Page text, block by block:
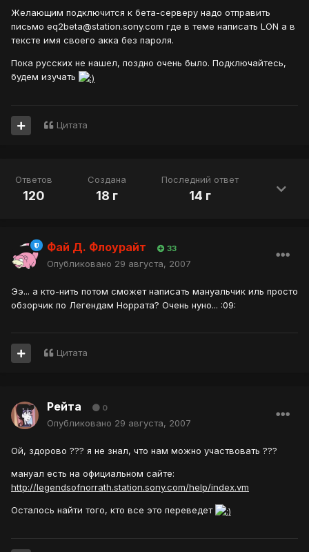
Желающим подключится к бета-серверу надо отправить
письмо eq2beta@station.sony.com где в теме написать LON а в
тексте имя своего акка без пароля.
Пока русских не нашел, поздно очень было. Подключайтесь,
будем изучать
Цитата
Ответов
120
Создана
18 г
Последний ответ
14 г
Фай Д. Флоурайт 33
Опубликовано 29 августа, 2007
Ээ... а кто-нить потом сможет написать мануальчик иль просто
обзорчик по Легендам Норрата? Очень нуно... :09:
Цитата
Рейта 0
Опубликовано 29 августа, 2007
Ой, здорово ??? я не знал, что нам можно участвовать ???
мануал есть на официальном сайте:
http://legendsofnorrath.station.sony.com/help/index.vm
Осталось найти того, кто все это переведет